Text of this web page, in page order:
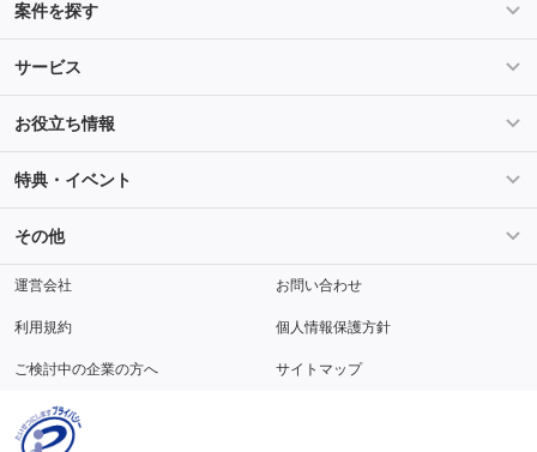
案件を探す
条件を指定して案件を探す
Salesforce案件特集 AWS案件特集
サービス
サービス紹介
ご登録から参画までの流れ フリーランスの声
お役立ち情報
ライフ
キャリア スキル・テクノロジー
特典・イベント
セミナー
その他
メディアパートナー 採用
運営会社 お問い合わせ
利用規約 個人情報保護方針
ご検討中の企業の方へ サイトマップ